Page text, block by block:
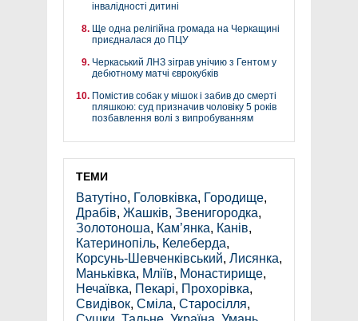
інвалідності дитині
Ще одна релігійна громада на Черкащині
приєдналася до ПЦУ
Черкаський ЛНЗ зіграв унічию з Гентом у
дебютному матчі єврокубків
Помістив собак у мішок і забив до смерті
пляшкою: суд призначив чоловіку 5 років
позбавлення волі з випробуванням
ТЕМИ
Ватутіно, Головківка, Городище,
Драбів, Жашків, Звенигородка,
Золотоноша, Кам’янка, Канів,
Катеринопіль, Келеберда,
Корсунь-Шевченківський, Лисянка,
Маньківка, Мліїв, Монастирище,
Нечаївка, Пекарі, Прохорівка,
Свидівок, Сміла, Старосілля,